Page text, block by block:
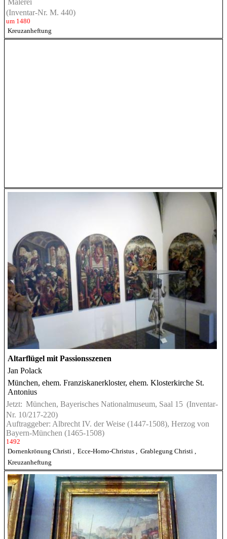
Malerei
(Inventar-Nr. M. 440)
um 1480
Kreuzanheftung
Altarflügel mit Passionsszenen
Jan Polack
München, ehem. Franziskanerkloster, ehem. Klosterkirche St.
Antonius
Jetzt: München, Bayerisches Nationalmuseum, Saal 15 (Inventar-
Nr. 10/217-220)
Auftraggeber: Albrecht IV. der Weise (1447-1508), Herzog von
Bayern-München (1465-1508)
1492
Dornenkrönung Christi
Ecce-Homo-Christus Grablegung Christi
Kreuzanheftung